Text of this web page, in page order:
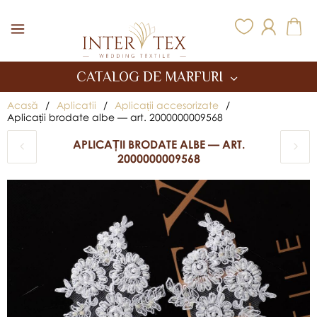
CATALOG DE MARFURI
Acasă / Aplicatii / Aplicații accesorizate
/
Aplicații brodate albe — art. 2000000009568
APLICAȚII BRODATE ALBE — ART.
2000000009568